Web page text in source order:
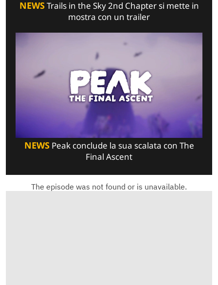
NEWSTrails in the Sky 2nd Chapter si mette in
mostra con un trailer
NEWSPeak conclude la sua scalata con The
Final Ascent